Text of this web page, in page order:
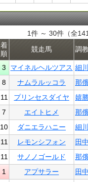
1件 ～ 30件（全
着
順
競走馬 調
3 マイネルヘルツアス 細
8 ナムラルッコラ 那
11 プリンセスダイヤ 嬉
7 エイトヒメ 那
10 ダニエラハニー 細
11 レモンシフォン 田
11 サノノゴールド 那
1 アプサラー 田